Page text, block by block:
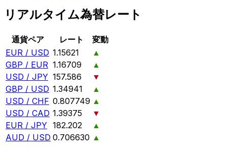
リアルタイム為替レート
通貨ペア レート
変動
EUR / USD 1.15621
▲
GBP / EUR 1.16709
▲
USD / JPY 157.586
▼
GBP / USD 1.34941
▲
USD / CHF 0.807749 ▲
USD / CAD 1.39375
▼
EUR / JPY 182.202
▲
AUD / USD 0.706630 ▲